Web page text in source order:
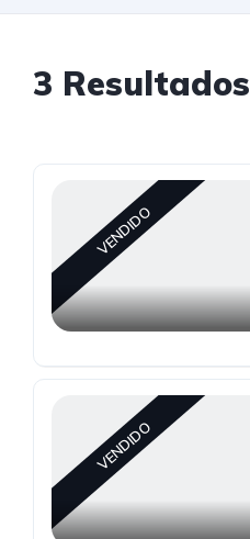
3 Resultados
VENDIDO
VENDIDO